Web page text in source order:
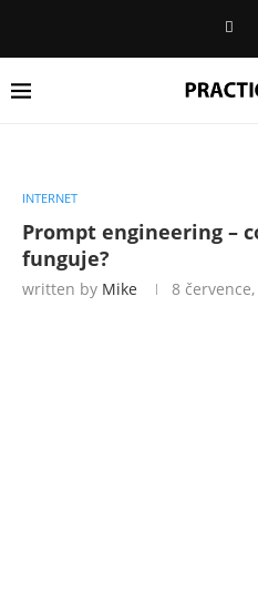
INTERNET
Prompt engineering –
funguje?
written by Mike 8